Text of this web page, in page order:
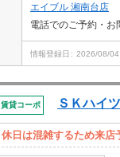
エイブル 湘南台店
電話でのご予約・お
情報登録日 2026/08/04
賃貸コーポ ＳＫハイ
休日は混雑するため来店